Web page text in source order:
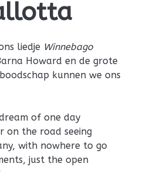
liedje Winnebago
Howard en de grote
kunnen we ons
of one day
on the road seeing
with nowhere to go
just the open